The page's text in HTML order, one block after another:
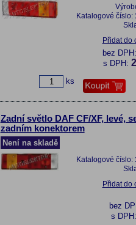
Katalogové číslo:
Přidat do
bez
s DPH:
ks
Zadní světlo DAF CF/XF, levé,
zadním konektorem
Není na skladě
Katalogové číslo:
Přidat do
bez
s